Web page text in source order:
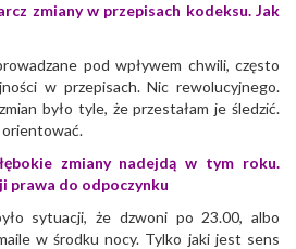
zmiany w przepisach kodeksu. Jak
pod wpływem chwili, często
w przepisach. Nic rewolucyjnego.
było tyle, że przestałam je śledzić.
orientować.
zmiany nadejdą w tym roku.
prawa do odpoczynku
sytuacji, że dzwoni po 23.00, albo
w środku nocy. Tylko jaki jest sens